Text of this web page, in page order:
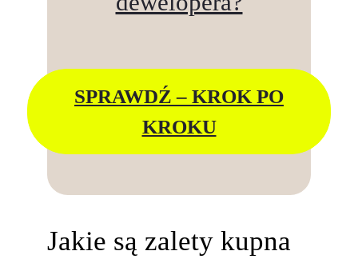
SPRAWDŹ – KROK PO
KROKU
Jakie są zalety kupna